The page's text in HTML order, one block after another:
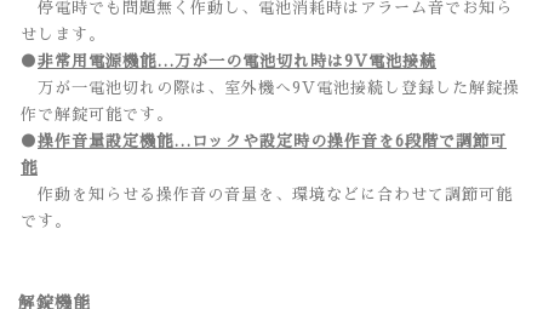
停電時でも問題無く作動し、電池消耗時はアラーム音でお知ら
せします。
●非常用電源機能…万が一の電池切れ時は9V電池接続
万が一電池切れの際は、室外機へ9V電池接続し登録した解錠操
作で解錠可能です。
●操作音量設定機能…ロックや設定時の操作音を6段階で調節可
能
作動を知らせる操作音の音量を、環境などに合わせて調節可能
です。
解錠機能